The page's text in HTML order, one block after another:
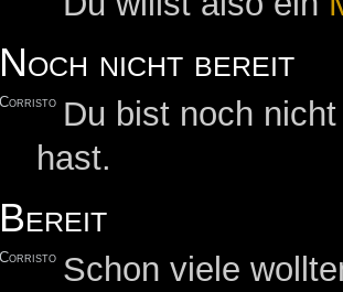
Noch nicht bereit
Corristo Du bist noch
hast.
Bereit
Corristo Schon viele